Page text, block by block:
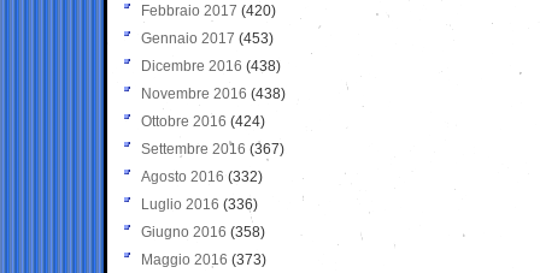
Febbraio 2017 (420)
Gennaio 2017 (453)
Dicembre 2016 (438)
Novembre 2016 (438)
Ottobre 2016 (424)
Settembre 2016 (367)
Agosto 2016 (332)
Luglio 2016 (336)
Giugno 2016 (358)
Maggio 2016 (373)